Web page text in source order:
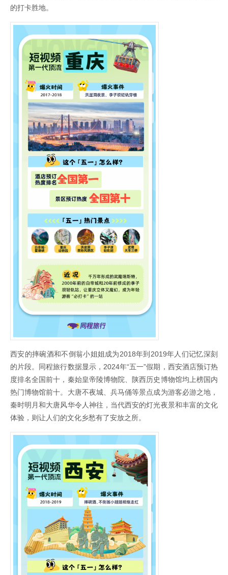
的打卡胜地。
西安的摔碗酒和不倒翁小姐姐成为2018年到2019年人们记忆深刻
的片段。同程旅行数据显示，2024年“五一”假期，西安酒店预订热
度排名全国前十，秦始皇帝陵博物院、陕西历史博物馆均上榜国内
热门博物馆前十。大唐不夜城、兵马俑等景点成为游客必游之地，
秦时明月和大唐风华令人神往，当代西安的灯光夜景和丰富的文化
体验，则让人们的文化乡愁有了安放之所。